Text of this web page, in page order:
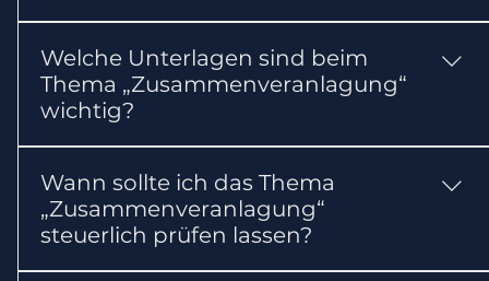
oder Ihre Steuerbelastung beeinflussen. Für die
erste Einordnung gilt: Ehepaare und
eingetragene Lebenspartner können bei
Welche Unterlagen sind beim
Thema „Zusammenveranlagung“
wichtig?
gemeinsame Erklärung bereithalten. Abhängig
vom Einzelfall können weitere Nachweise
erforderlich sein.
Wann sollte ich das Thema
„Zusammenveranlagung“
steuerlich prüfen lassen?